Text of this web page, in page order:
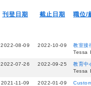
刊登日期 截止日期 職位/
2022-08-09 2022-10-09
教室接
Tessa
2022-07-26 2022-09-25
教育中
Tessa
2021-11-09 2022-01-09